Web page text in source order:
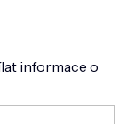
informace o